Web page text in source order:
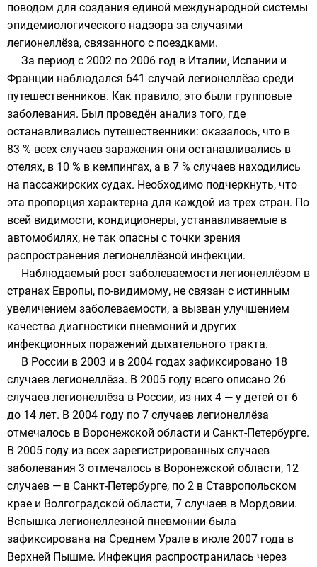
поводом для создания единой международной системы
эпидемиологического надзора за случаями
легионеллёза, связанного с поездками.
За период с 2002 по 2006 год в Италии, Испании и
Франции наблюдался 641 случай легионеллёза среди
путешественников. Как правило, это были групповые
заболевания. Был проведён анализ того, где
останавливались путешественники: оказалось, что в
83 % всех случаев заражения они останавливались в
отелях, в 10 % в кемпингах, а в 7 % случаев находились
на пассажирских судах. Необходимо подчеркнуть, что
эта пропорция характерна для каждой из трех стран. По
всей видимости, кондиционеры, устанавливаемые в
автомобилях, не так опасны с точки зрения
распространения легионеллёзной инфекции.
Наблюдаемый рост заболеваемости легионеллёзом в
странах Европы, по-видимому, не связан с истинным
увеличением заболеваемости, а вызван улучшением
качества диагностики пневмоний и других
инфекционных поражений дыхательного тракта.
В России в 2003 и в 2004 годах зафиксировано 18
случаев легионеллёза. В 2005 году всего описано 26
случаев легионеллёза в России, из них 4 — у детей от 6
до 14 лет. В 2004 году по 7 случаев легионеллёза
отмечалось в Воронежской области и Санкт-Петербурге.
В 2005 году из всех зарегистрированных случаев
заболевания 3 отмечалось в Воронежской области, 12
случаев — в Санкт-Петербурге, по 2 в Ставропольском
крае и Волгоградской области, 7 случаев в Мордовии.
Вспышка легионеллезной пневмонии была
зафиксирована на Среднем Урале в июле 2007 года в
Верхней Пышме. Инфекция распространилась через